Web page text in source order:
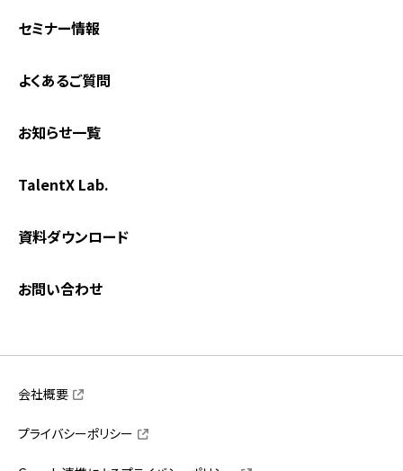
セミナー情報
よくあるご質問
お知らせ一覧
TalentX Lab.
資料ダウンロード
お問い合わせ
会社概要
プライバシーポリシー